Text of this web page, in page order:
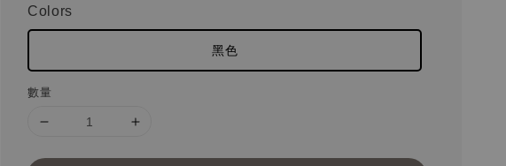
Colors
黑色
數量